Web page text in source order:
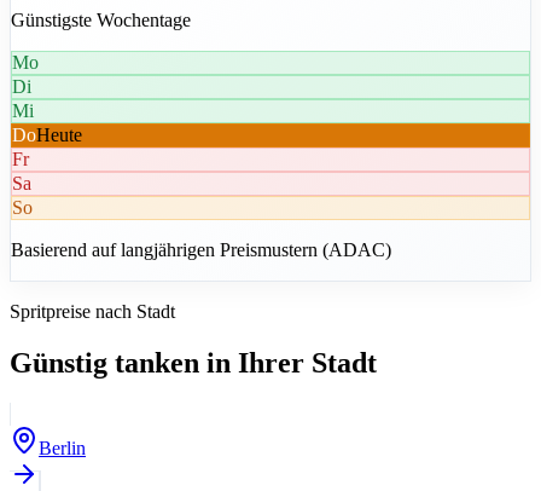
Günstigste Wochentage
Mo
Di
Mi
DoHeute
Fr
Sa
So
Basierend auf langjährigen Preismustern (ADAC)
Spritpreise nach Stadt
Günstig tanken in Ihrer Stadt
Berlin